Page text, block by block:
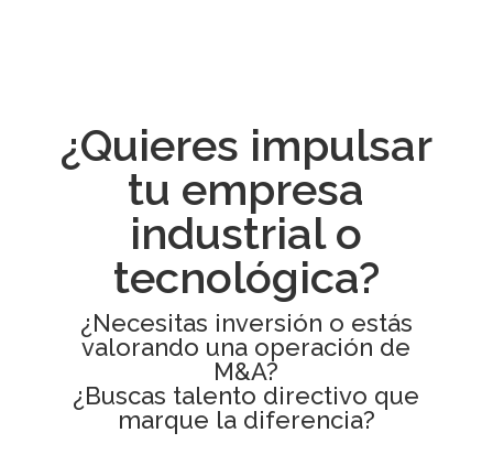
¿Quieres impulsar
tu empresa
industrial o
tecnológica?
¿Necesitas inversión o estás
valorando una operación de
M&A?
¿Buscas talento directivo que
marque la diferencia?